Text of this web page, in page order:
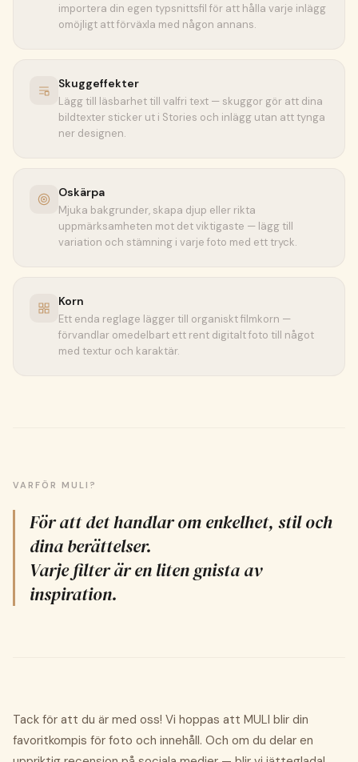
importera din egen typsnittsfil för att hålla varje inlägg
omöjligt att förväxla med någon annans.
Skuggeffekter
Lägg till läsbarhet till valfri text — skuggor gör att dina
bildtexter sticker ut i Stories och inlägg utan att tynga
ner designen.
Oskärpa
Mjuka bakgrunder, skapa djup eller rikta
uppmärksamheten mot det viktigaste — lägg till
variation och stämning i varje foto med ett tryck.
Korn
Ett enda reglage lägger till organiskt filmkorn —
förvandlar omedelbart ett rent digitalt foto till något
med textur och karaktär.
VARFÖR MULI?
För att det handlar om enkelhet, stil och
dina berättelser.
Varje filter är en liten gnista av
inspiration.
Tack för att du är med oss! Vi hoppas att MULI blir din
favoritkompis för foto och innehåll. Och om du delar en